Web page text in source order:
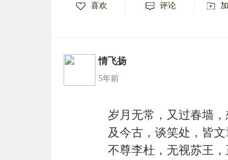
喜欢 评论
情飞扬
5年前
岁月无常，又过春墙
及今古，谈笑处，皆文
不尊李杜，无视苏王